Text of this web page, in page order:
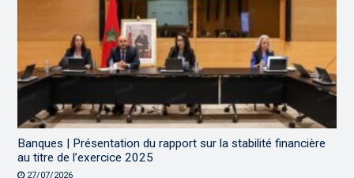
Banques | Présentation du rapport sur la stabilité financière
au titre de l’exercice 2025
27/07/2026